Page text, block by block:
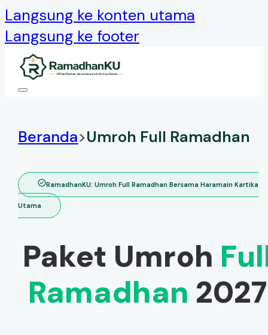
Langsung ke konten utama
Langsung ke footer
Beranda>Umroh Full Ramadhan
RamadhanKU: Umroh Full Ramadhan Bersama Haramain Kartika
Utama
Paket Umroh
Ramadhan 2027